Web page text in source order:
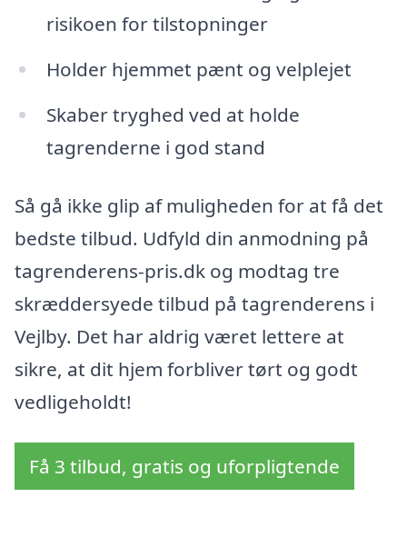
risikoen for tilstopninger
Holder hjemmet pænt og velplejet
Skaber tryghed ved at holde
tagrenderne i god stand
Så gå ikke glip af muligheden for at få det
bedste tilbud. Udfyld din anmodning på
tagrenderens-pris.dk og modtag tre
skræddersyede tilbud på tagrenderens i
Vejlby. Det har aldrig været lettere at
sikre, at dit hjem forbliver tørt og godt
vedligeholdt!
Få 3 tilbud, gratis og uforpligtende